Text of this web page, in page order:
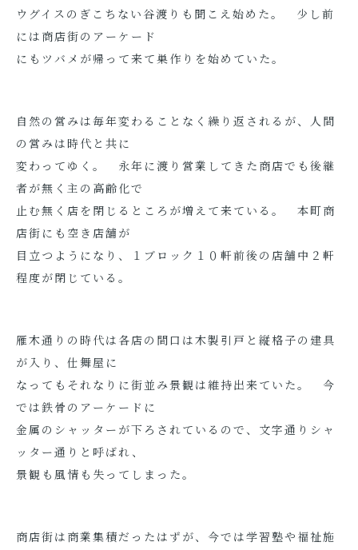
ウグイスのぎこちない谷渡りも聞こえ始めた。 少し前
には商店街のアーケード
にもツバメが帰って来て巣作りを始めていた。
自然の営みは毎年変わることなく繰り返されるが、人間
の営みは時代と共に
変わってゆく。 永年に渡り営業してきた商店でも後継
者が無く主の高齢化で
止む無く店を閉じるところが増えて来ている。 本町商
店街にも空き店舗が
目立つようになり、１ブロック１０軒前後の店舗中２軒
程度が閉じている。
雁木通りの時代は各店の間口は木製引戸と縦格子の建具
が入り、仕舞屋に
なってもそれなりに街並み景観は維持出来ていた。 今
では鉄骨のアーケードに
金属のシャッターが下ろされているので、文字通りシャ
ッター通りと呼ばれ、
景観も風情も失ってしまった。
商店街は商業集積だったはずが、今では学習塾や福祉施